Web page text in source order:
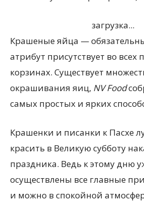
загрузка...
Крашеные яйца —
атрибут присутствует во
корзинах. Существует
окрашивания яиц, NV Food
самых простых и ярких
Крашенки и писанки к Пасхе
красить в Великую субботу
праздника. Ведь к этому дню
осуществлены все главные
и можно в спокойной